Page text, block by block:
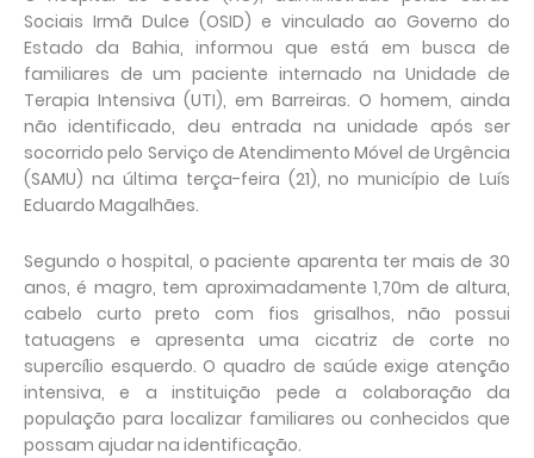
Sociais Irmã Dulce (OSID) e vinculado ao Governo do
Estado da Bahia, informou que está em busca de
familiares de um paciente internado na Unidade de
Terapia Intensiva (UTI), em Barreiras. O homem, ainda
não identificado, deu entrada na unidade após ser
socorrido pelo Serviço de Atendimento Móvel de Urgência
(SAMU) na última terça-feira (21), no município de Luís
Eduardo Magalhães.
Segundo o hospital, o paciente aparenta ter mais de 30
anos, é magro, tem aproximadamente 1,70m de altura,
cabelo curto preto com fios grisalhos, não possui
tatuagens e apresenta uma cicatriz de corte no
supercílio esquerdo. O quadro de saúde exige atenção
intensiva, e a instituição pede a colaboração da
população para localizar familiares ou conhecidos que
possam ajudar na identificação.